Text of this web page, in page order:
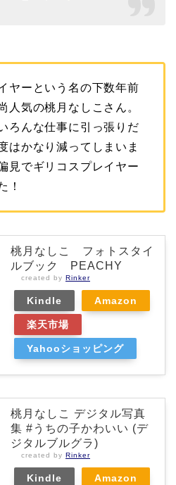
ヤーという名の下数年前
人気の桃月なしこさん。
ろんな仕事に引っ張りだ
はかなり減ってしまいま
見でギリコスプレイヤー
！
桃月なしこ フォトスタイ
ルブック PEACHY
created by Rinker
Kindle Amazon
楽天市場
Yahooショッピング
桃月なしこ デジタル写真
集 #うちの子かわいい (デ
ジタルブルグラ)
created by Rinker
Kindle Amazon